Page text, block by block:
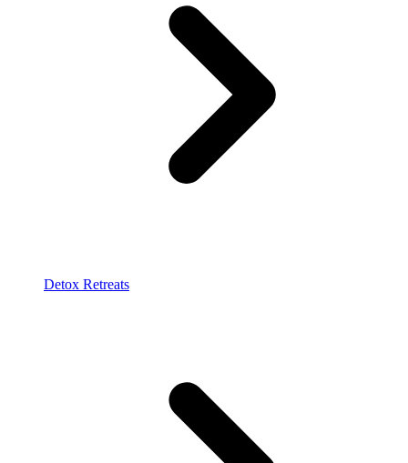
Detox Retreats